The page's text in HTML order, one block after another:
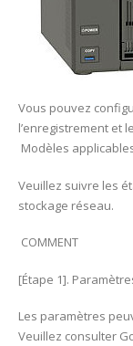
Vous pouvez
l’enregistrement et
Modèles
Veuillez suivre les
stockage réseau.
COMMENT
[Étape 1].
Les paramètres
Veuillez consulter